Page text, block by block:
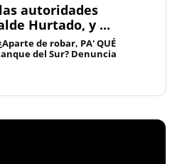
autoridades
Hurtado, y ...
de robar, PA' QUÉ
del Sur? Denuncia